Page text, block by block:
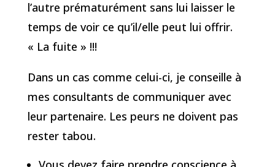
l’autre prématurément sans lui laisser le
temps de voir ce qu’il/elle peut lui offrir.
« La fuite » !!!
Dans un cas comme celui-ci, je conseille à
mes consultants de communiquer avec
leur partenaire. Les peurs ne doivent pas
rester tabou.